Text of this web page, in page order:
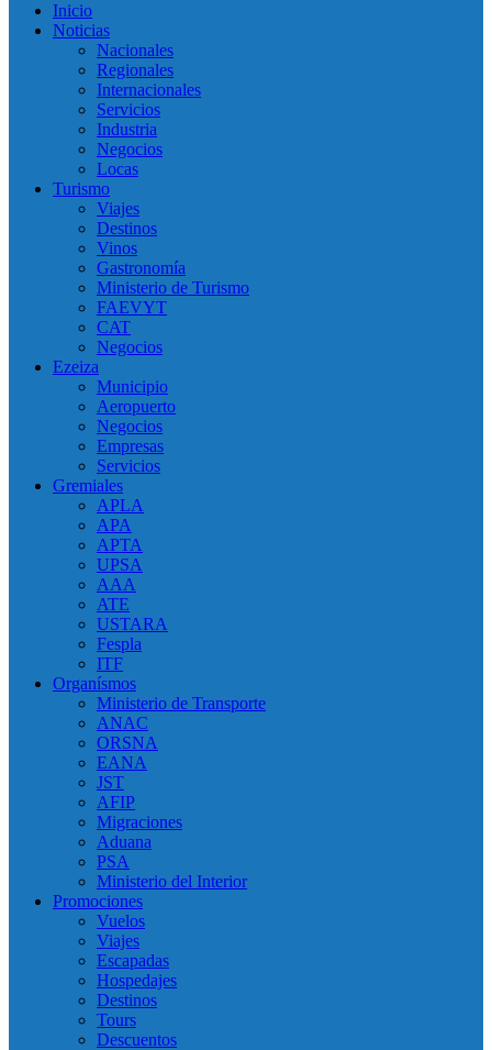
Inicio
Noticias
Nacionales
Regionales
Internacionales
Servicios
Industria
Negocios
Locas
Turismo
Viajes
Destinos
Vinos
Gastronomía
Ministerio de Turismo
FAEVYT
CAT
Negocios
Ezeiza
Municipio
Aeropuerto
Negocios
Empresas
Servicios
Gremiales
APLA
APA
APTA
UPSA
AAA
ATE
USTARA
Fespla
ITF
Organísmos
Ministerio de Transporte
ANAC
ORSNA
EANA
JST
AFIP
Migraciones
Aduana
PSA
Ministerio del Interior
Promociones
Vuelos
Viajes
Escapadas
Hospedajes
Destinos
Tours
Descuentos